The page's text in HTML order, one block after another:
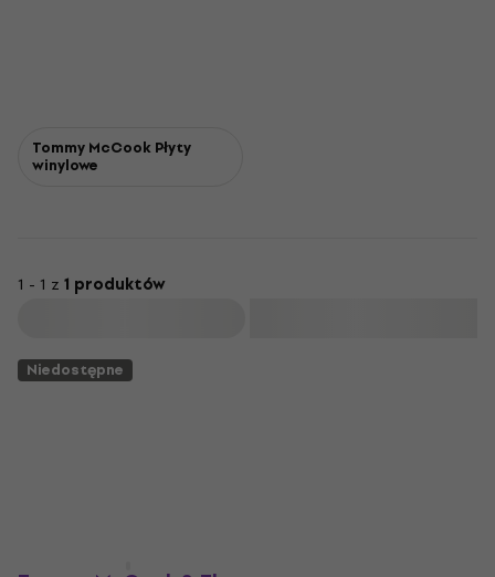
Tommy McCook Płyty
winylowe
1 - 1 z 1 produktów
Niedostępne